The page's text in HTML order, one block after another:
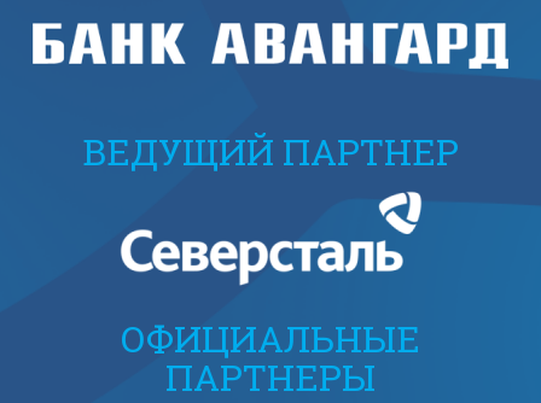
ВЕДУЩИЙ ПАРТНЕР
ОФИЦИАЛЬНЫЕ
ПАРТНЕРЫ